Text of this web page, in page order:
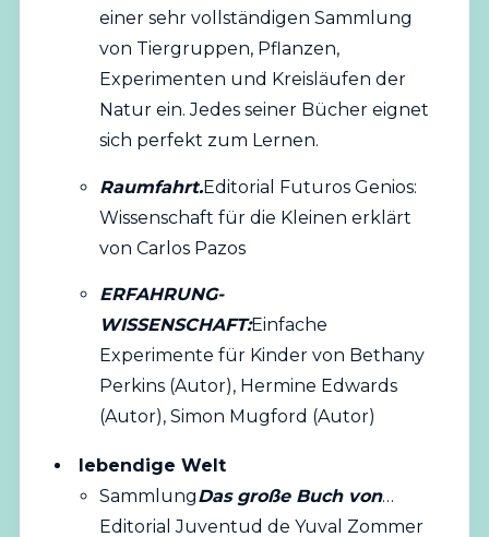
einer sehr vollständigen Sammlung
von Tiergruppen, Pflanzen,
Experimenten und Kreisläufen der
Natur ein. Jedes seiner Bücher eignet
sich perfekt zum Lernen.
Raumfahrt.Editorial Futuros Genios:
Wissenschaft für die Kleinen erklärt
von Carlos Pazos
ERFAHRUNG-
WISSENSCHAFT:Einfache
Experimente für Kinder von Bethany
Perkins (Autor), Hermine Edwards
(Autor), Simon Mugford (Autor)
lebendige Welt
SammlungDas große Buch von…
Editorial Juventud de Yuval Zommer